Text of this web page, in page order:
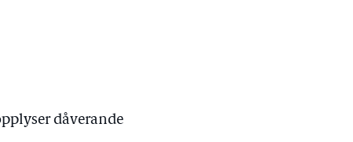
dåverande